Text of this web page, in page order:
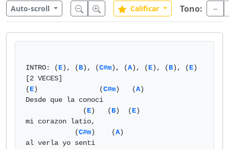
Auto-scroll Calificar Tono:
INTRO: (E), (B), (C#m), (A), (E), (B), (E)
[2 VECES]
(E)               (C#m)   (A)
Desde que la conoci
              (
E)   (B)  (E)
mi corazon latio,
            (
C#m)    (A)
al verla yo senti